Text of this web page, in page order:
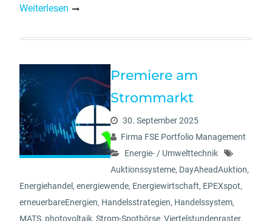
Weiterlesen
Premiere am
Strommarkt
30. September 2025
Firma FSE Portfolio Management
Energie- / Umwelttechnik
Auktionssysteme, DayAheadAuktion,
Energiehandel , energiewende, Energiewirtschaft, EPEXspot,
erneuerbareEnergien, Handelsstrategien, Handelssystem,
MATS, photovoltaik, Strom-Spotbörse, Viertelstundenraster,